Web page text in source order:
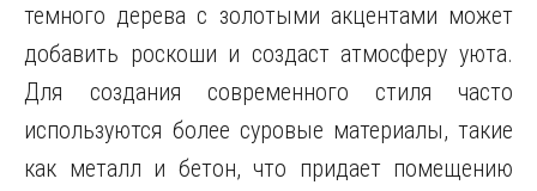
темного дерева с золотыми акцентами может
добавить роскоши и создаст атмосферу уюта.
Для создания современного стиля часто
используются более суровые материалы, такие
как металл и бетон, что придает помещению